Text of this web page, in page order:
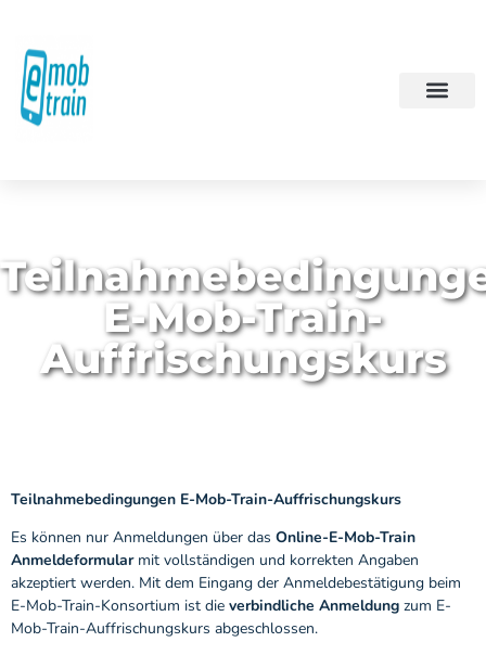
E-Mob-Train-
Auffrischungskurs
Teilnahmebedingungen E-Mob-Train-Auffrischungskurs
Es können nur Anmeldungen über das Online-E-Mob-Train
Anmeldeformularmit vollständigen und korrekten Angaben
akzeptiert werden. Mit dem Eingang der Anmeldebestätigung beim
E-Mob-Train-Konsortium ist die verbindliche Anmeldung zum E-
Mob-Train-Auffrischungskurs abgeschlossen.